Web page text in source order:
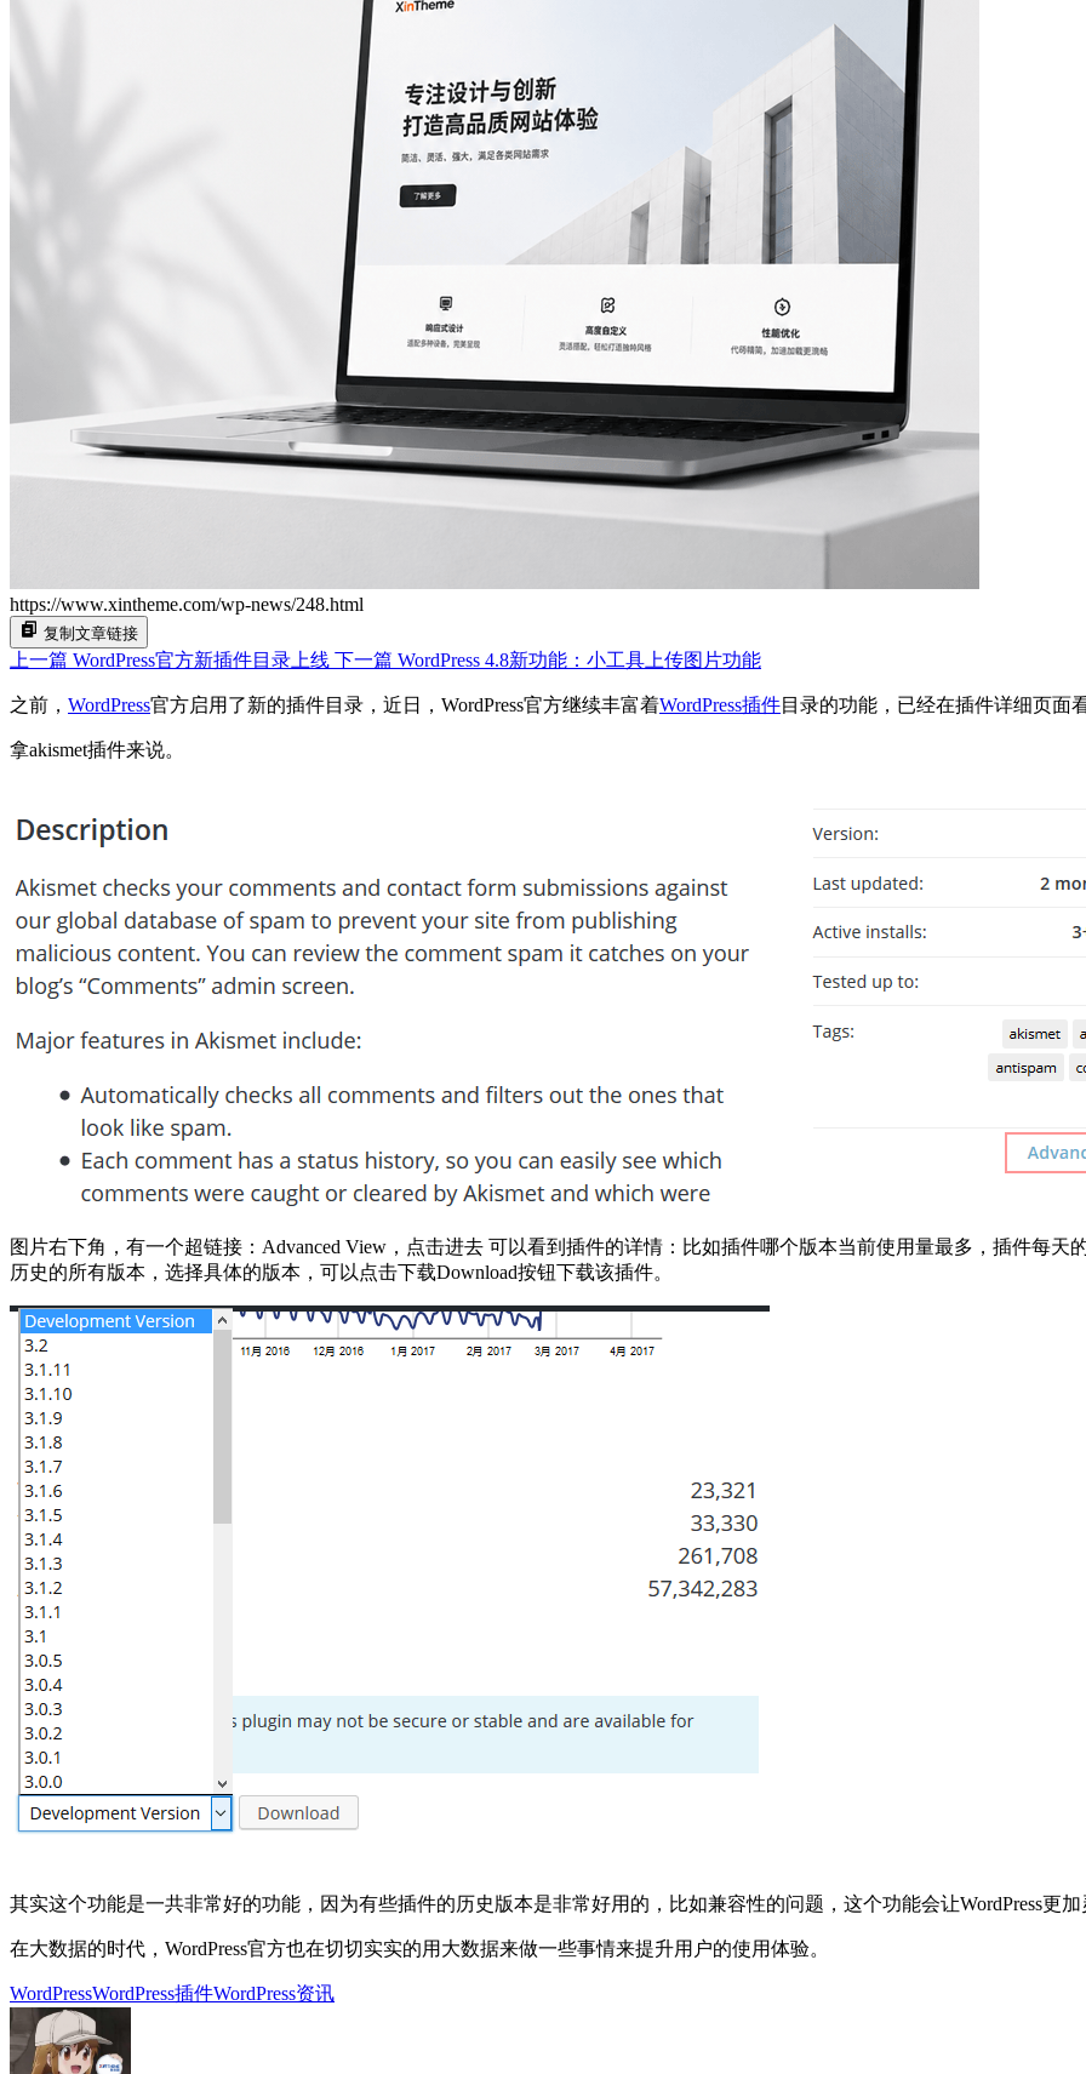
https://www.xintheme.com/wp-news/248.html
复制文章链接
上一篇 WordPress官方新插件目录上线 下一篇 WordPress 4.8新功能：小工具上传图片功能
之前， WordPress官方启用了新的插件目录，近日，WordPress官方继续丰富着WordPress插件目录的功能，已经在插件详细页面
拿akismet插件来说。
图片右下角，有一个超链接：Advanced View，点击进去 可以看到插件的详情：比如插件哪个版本当前使用量最多，插件每
历史的所有版本，选择具体的版本，可以点击下载Download按钮下载该插件。
其实这个功能是一共非常好的功能，因为有些插件的历史版本是非常好用的，比如兼容性的问题，这个功能会让WordPress更
在大数据的时代，WordPress官方也在切切实实的用大数据来做一些事情来提升用户的使用体验。
WordPressWordPress插件WordPress资讯